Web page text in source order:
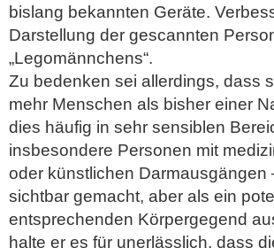
bislang bekannten Geräte.
Darstellung der gescannten
„Legomännchens“.
Zu bedenken sei allerdings, dass
mehr Menschen als bisher einer
dies häufig in sehr sensiblen
insbesondere Personen mit
oder künstlichen
sichtbar gemacht, aber als ein
entsprechenden Körpergegend
halte er es für unerlässlich, dass